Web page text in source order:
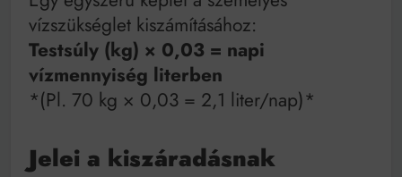
vízszükséglet kiszámításához:
Testsúly (kg) × 0,03 = napi
vízmennyiség literben
*(Pl. 70 kg × 0,03 = 2,1 liter/nap)*
Jelei a kiszáradásnak